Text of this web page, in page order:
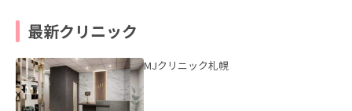
最新クリニック
MJクリニック札幌